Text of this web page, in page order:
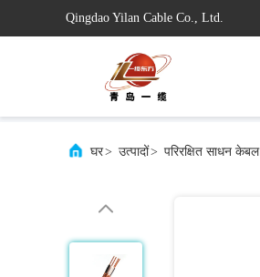
Qingdao Yilan Cable Co., Ltd.
घर> उत्पादों> परिरक्षित साधन केबल